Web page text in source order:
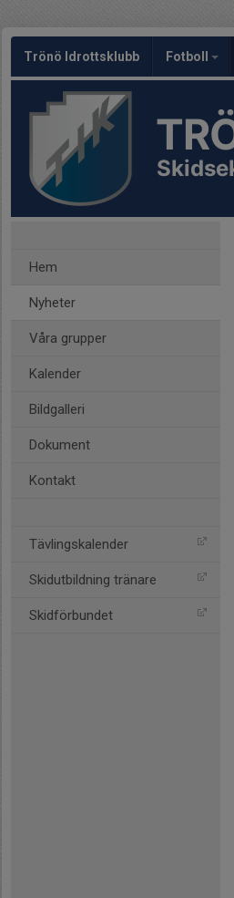
Trönö Idrottsklubb Fotboll
Hem
Nyheter
Våra grupper
Kalender
Bildgalleri
Dokument
Kontakt
Tävlingskalender
Skidutbildning tränare
Skidförbundet